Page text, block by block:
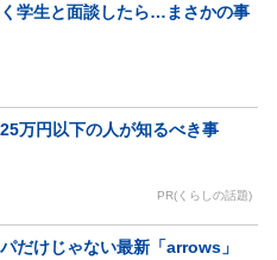
学生と面談したら…まさかの事
万円以下の人が知るべき事
PR(くらしの話題)
だけじゃない最新「arrows」